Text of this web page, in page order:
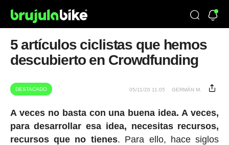
5 artículos ciclistas que hemos
descubierto en Crowdfunding
DESTACADO 05/11/20 11:05 GERMÁN M.
A veces no basta con una buena idea. A veces,
para desarrollar esa idea, necesitas recursos,
recursos que no tienes. Para ello, hace siglos